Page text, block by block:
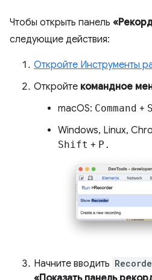
Чтобы открыть панель
следующие действия:
Откройте Инструменты
Откройте командное
macOS: Command +
Windows, Linux,
Shift + P.
Начните вводить